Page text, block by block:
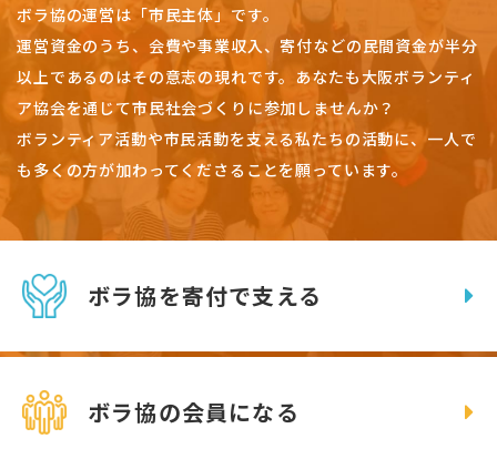
ボラ協の運営は「市民主体」です。
運営資金のうち、会費や事業収入、寄付などの民間資金が半分
以上であるのはその意志の現れです。 あなたも大阪ボランティ
ア協会を通じて市民社会づくりに参加しませんか？
ボランティア活動や市民活動を支える私たちの活動に、一人で
も多くの方が加わってくださることを願っています。
ボラ協を寄付で支える
ボラ協の会員になる